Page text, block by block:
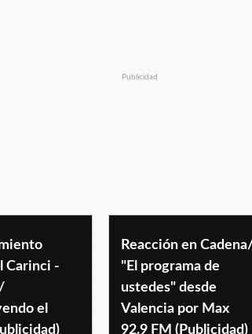
Publicidad
Carinci -
el
Reacción en
"El programa de
ustedes" desde
Valencia por Max
92.9 FM (Publicidad)